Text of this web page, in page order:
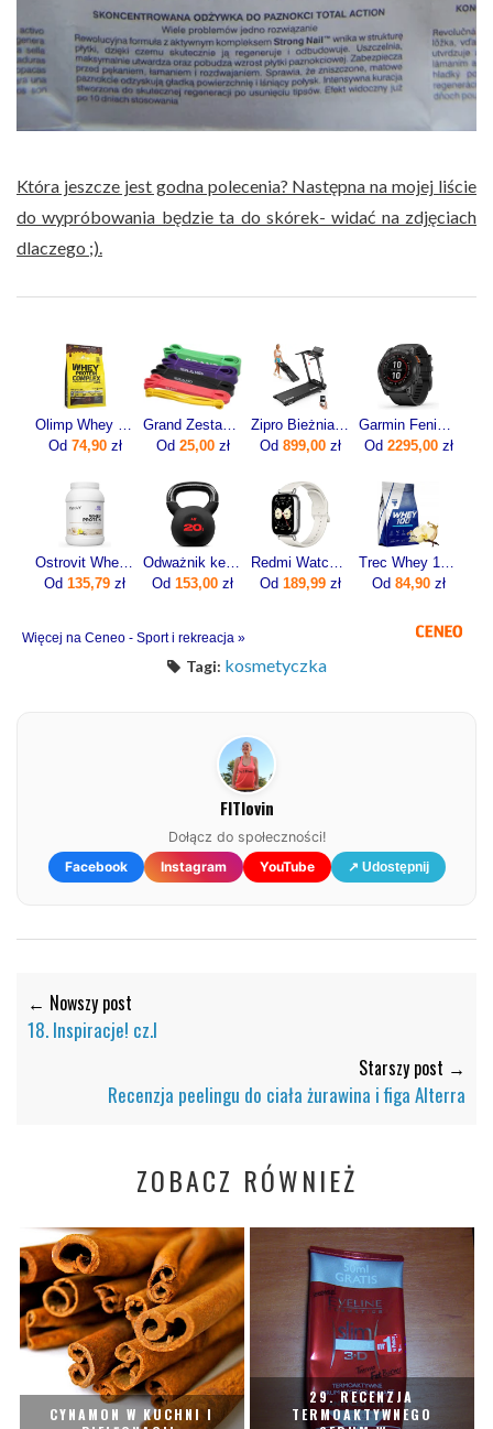
Która jeszcze jest godna polecenia? Następna na mojej liście
do wypróbowania będzie ta do skórek- widać na zdjęciach
dlaczego ;).
Olimp Whey Protein Complex 600g
Od 74,90zł
Grand Zestaw Gum Oporowych Power Band SF332
Od 25,00zł
Zipro Bieżnia Elektryczna Domowa Składana Pod Łóżko 1-12Km/H Forma Lite
Od 899,00 zł
Garmin Fenix 7x Pro Solar Szaro-czarny (0100-2778-01)
Od 2295,00zł
Ostrovit Whey Protein 700g
Od 135,79 zł
Odważnik kettlebell żeliwny 20kg
Od 153,00 zł
Redmi Watch 5 Lite Złoty
Od 189,99 zł
Trec Whey 100 700g
Od 84,90zł
Więcej na Ceneo - Sport i rekreacja »
Tagi: kosmetyczka
FITlovin
Dołącz do społeczności!
Facebook
Instagram YouTube ↗ Udostępnij
← Nowszy post
18. Inspiracje! cz.I
Starszy post →
Recenzja peelingu do ciała żurawina i figa Alterra
ZOBACZ RÓWNIEŻ
CYNAMON W KUCHNI I
29. RECENZJA
TERMOAKTYWNEGO